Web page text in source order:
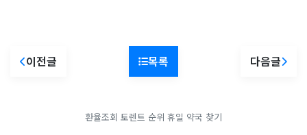
이전글 목록 다음글
환율조회 토렌트 순위 휴일 약국 찾기